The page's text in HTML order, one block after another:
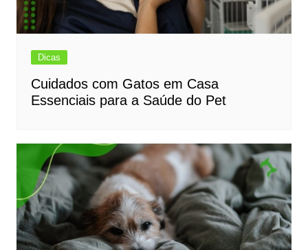
Dicas
Cuidados com Gatos em Casa
Essenciais para a Saúde do Pet